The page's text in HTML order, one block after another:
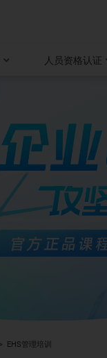
人员资格认证
EHS管理培训